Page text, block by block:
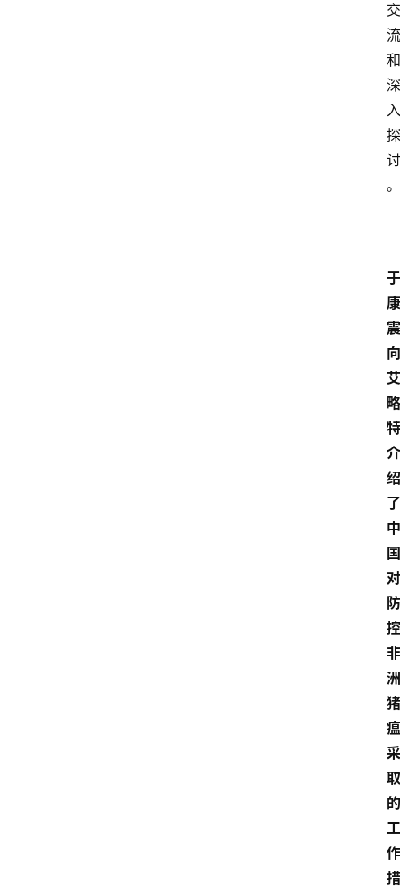
交
流
和
深
入
探
讨
。
于
康
震
向
艾
略
特
介
绍
了
中
国
对
防
控
非
洲
猪
瘟
采
取
的
工
作
措